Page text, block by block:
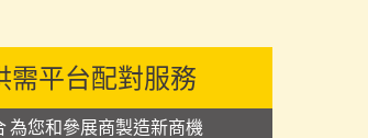
需平台配對服務
為您和參展商製造新商機